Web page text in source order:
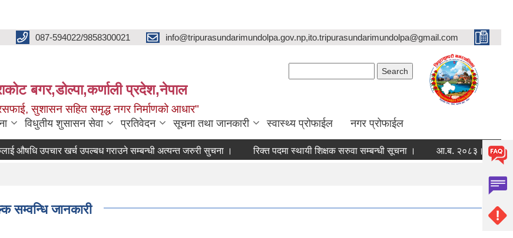
087-594022/9858300021 info@tripurasundarimundolpa.gov.np,ito.tripurasundarimundolpa@gmail.com
बगर,डोल्पा,कर्णाली प्रदेश,नेपाल
सुशासन सहित समृद्ध नगर निर्माणको आधार"
विधुतीय शुसासन सेवा प्रतिवेदन सूचना तथा जानकारी स्वास्थ्य प्रोफाईल नगर प्रोफाईल
उपचार खर्च उपल्बध गराउने सम्बन्धी अत्यन्त जरुरी सुचना । रिक्त पदमा स्थायी शिक्षक सरुवा सम्बन्धी सूचना । आ.ब. २०८३।०८४ का लागी
सम्वन्धि जानकारी